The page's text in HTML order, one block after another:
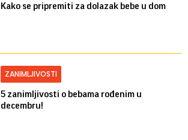
Kako se pripremiti za dolazak bebe u dom
ZANIMLJIVOSTI
5 zanimljivosti o bebama rođenim u
decembru!